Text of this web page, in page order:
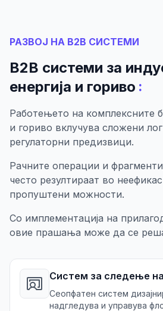
РАЗВОЈ НА B2B СИСТЕМИ
B2B системи за
енергија и гориво :
Работењето на комплексните
и гориво вклучува сложени
регулаторни предизвици.
Рачните операции и
често резултираат во
пропуштени можности.
Со имплементација на
овие прашања може да се
Систем за следење
Сеопфатен систем
надгледува и управува